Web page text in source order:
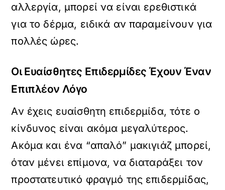
αλλεργία, μπορεί να είναι ερεθιστικά
για το δέρμα, ειδικά αν παραμείνουν για
πολλές ώρες.
Οι Ευαίσθητες Επιδερμίδες Έχουν Έναν
Επιπλέον Λόγο
Αν έχεις ευαίσθητη επιδερμίδα, τότε ο
κίνδυνος είναι ακόμα μεγαλύτερος.
Ακόμα και ένα “απαλό” μακιγιάζ μπορεί,
όταν μένει επίμονα, να διαταράξει τον
προστατευτικό φραγμό της επιδερμίδας,